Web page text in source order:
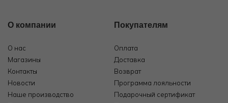
О компании
О нас
Магазины
Контакты
Новости
Наше производство
Покупателям
Оплата
Доставка
Возврат
Программа лояльности
Подарочный сертификат